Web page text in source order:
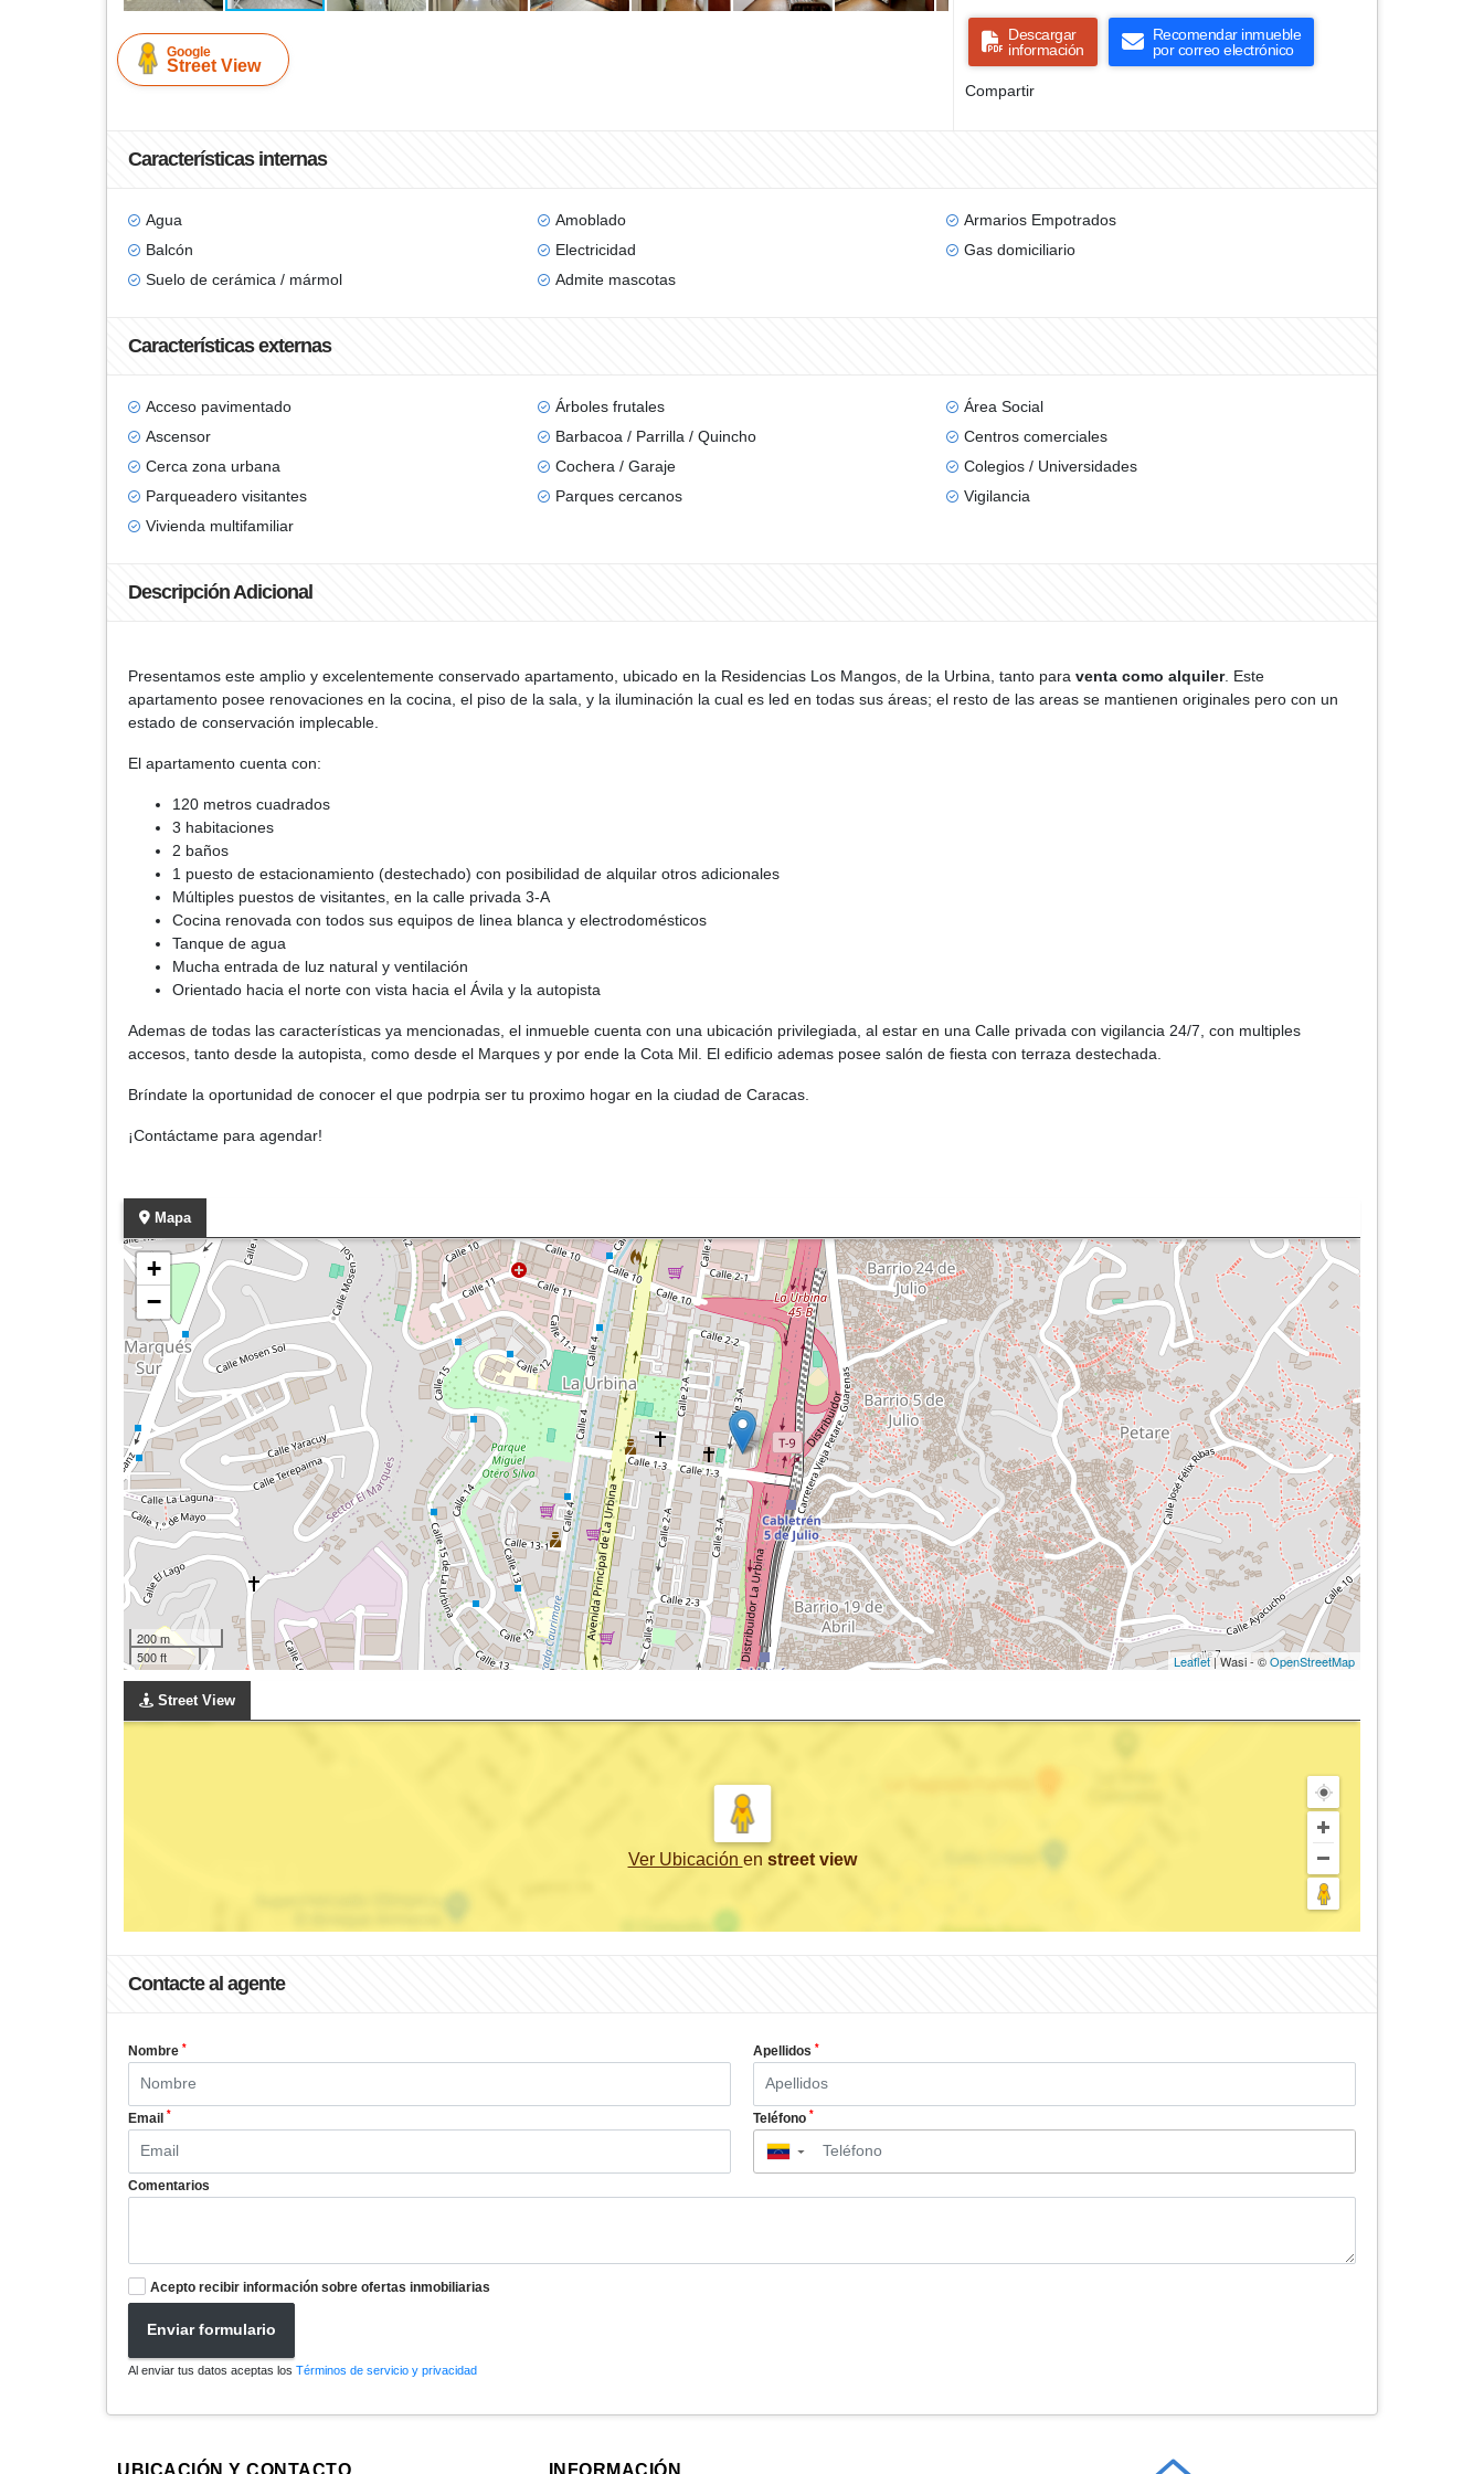
Google
Street View
Descargar
información
Recomendar inmueble
por correo electrónico
Compartir
Características internas
Agua Amoblado
Armarios Empotrados
Balcón
Electricidad
Gas domiciliario
Suelo de cerámica / mármol
Admite mascotas
Características externas
Acceso pavimentado Árboles frutales
Área Social
Ascensor
Barbacoa / Parrilla / Quincho
Centros comerciales
Cerca zona urbana
Cochera / Garaje
Colegios / Universidades
Parqueadero visitantes
Parques cercanos
Vigilancia
Vivienda multifamiliar
Descripción Adicional
Presentamos este amplio y excelentemente conservado apartamento, ubicado en la Residencias Los Mangos, de la Urbina, tanto para venta como alquiler. Este
apartamento posee renovaciones en la cocina, el piso de la sala, y la iluminación la cual es led en todas sus áreas; el resto de las areas se mantienen originales pero con un
estado de conservación implecable.
El apartamento cuenta con:
120 metros cuadrados
3 habitaciones
2 baños
1 puesto de estacionamiento (destechado) con posibilidad de alquilar otros adicionales
Múltiples puestos de visitantes, en la calle privada 3-A
Cocina renovada con todos sus equipos de linea blanca y electrodomésticos
Tanque de agua
Mucha entrada de luz natural y ventilación
Orientado hacia el norte con vista hacia el Ávila y la autopista
Ademas de todas las características ya mencionadas, el inmueble cuenta con una ubicación privilegiada, al estar en una Calle privada con vigilancia 24/7, con multiples
accesos, tanto desde la autopista, como desde el Marques y por ende la Cota Mil. El edificio ademas posee salón de fiesta con terraza destechada.
Bríndate la oportunidad de conocer el que podrpia ser tu proximo hogar en la ciudad de Caracas.
¡Contáctame para agendar!
Mapa
+
−
200 m
500 ft
Leaflet| Wasi - ©OpenStreetMap
Street View
Ver Ubicación en street view
Contacte al agente
Nombre * Apellidos *
Email * Teléfono *
▼
Comentarios
Acepto recibir información sobre ofertas inmobiliarias
Enviar formulario
Al enviar tus datos aceptas los Términos de servicio y privacidad
UBICACIÓN Y CONTACTO INFORMACIÓN